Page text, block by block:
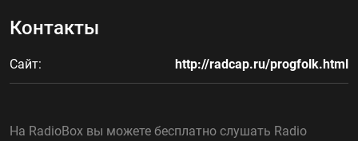
Контакты
Сайт: http://radcap.ru/progfolk.html
На RadioBox вы можете бесплатно слушать Radio